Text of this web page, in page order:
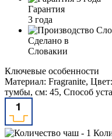
Гарантия
3 года
Сделано в
Словакии
Ключевые особенности
Материал: Fragranite,
тумбы, см: 45, Способ